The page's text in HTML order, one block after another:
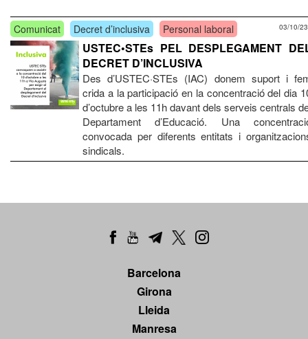
Comunicat Decret d’inclusiva Personal laboral 03/10/23
USTEC•STEs PEL DESPLEGAMENT
DECRET D’INCLUSIVA
Des d’USTEC·STEs (IAC) donem suport i
crida a la participació en la concentració del dia
d’octubre a les 11h davant dels serveis centrals
Departament d’Educació. Una
convocada per diferents entitats i
sindicals.
Barcelona
Girona
Lleida
Manresa